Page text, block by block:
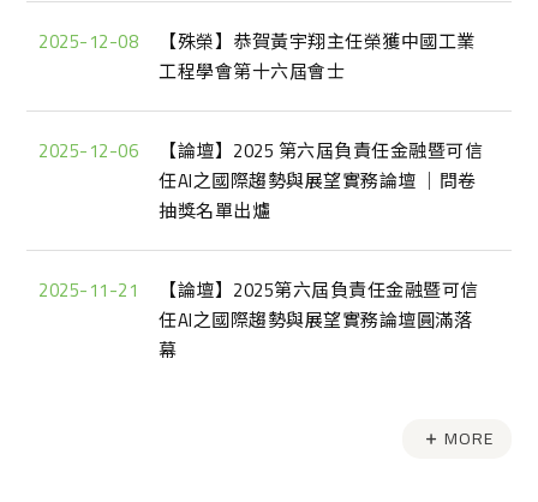
2025-12-08
【殊榮】恭賀黃宇翔主任榮獲中國工業
工程學會第十六屆會士
2025-12-06
【論壇】2025 第六屆負責任金融暨可信
任AI之國際趨勢與展望實務論壇 ｜問卷
抽獎名單出爐
2025-11-21
【論壇】2025第六屆負責任金融暨可信
任AI之國際趨勢與展望實務論壇圓滿落
幕
MORE